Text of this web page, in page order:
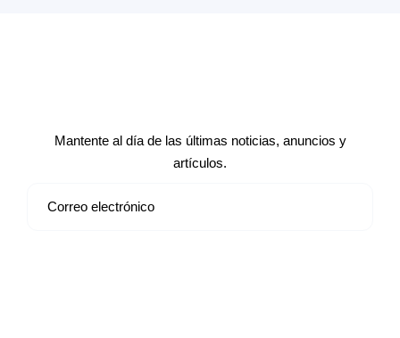
Mantente al día de las últimas noticias, anuncios y
artículos.